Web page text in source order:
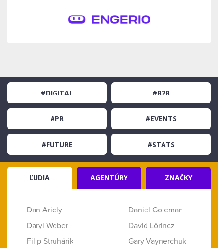
#DIGITAL #B2B
#PR #EVENTS
#FUTURE #STATS
ĽUDIA AGENTÚRY ZNAČKY
Dan Ariely
Daniel Goleman
Daryl Weber
David Lörincz
Filip Struhárik
Gary Vaynerchuk